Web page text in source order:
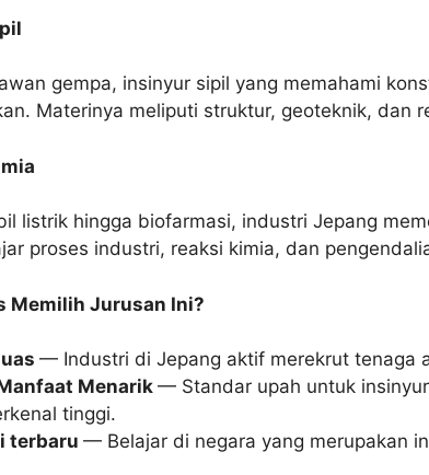
gempa, insinyur sipil yang memahami
Materinya meliputi struktur, geoteknik, dan
listrik hingga biofarmasi, industri Jepang
proses industri, reaksi kimia, dan
Memilih Jurusan Ini?
— Industri di Jepang aktif merekrut tenaga
Menarik— Standar upah untuk
tinggi.
terbaru — Belajar di negara yang merupakan